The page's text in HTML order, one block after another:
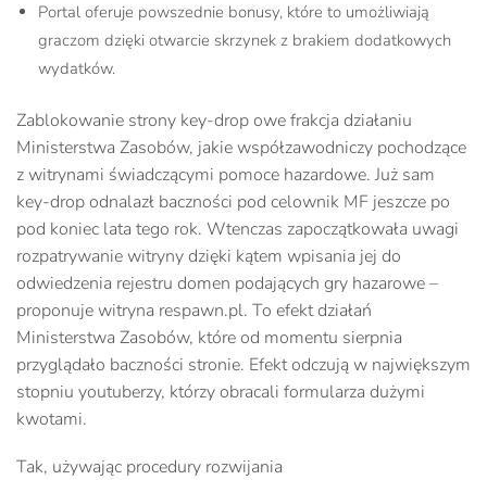
Portal oferuje powszednie bonusy, które to umożliwiają
graczom dzięki otwarcie skrzynek z brakiem dodatkowych
wydatków.
Zablokowanie strony key-drop owe frakcja działaniu
Ministerstwa Zasobów, jakie współzawodniczy pochodzące
z witrynami świadczącymi pomoce hazardowe. Już sam
key-drop odnalazł baczności pod celownik MF jeszcze po
pod koniec lata tego rok. Wtenczas zapoczątkowała uwagi
rozpatrywanie witryny dzięki kątem wpisania jej do
odwiedzenia rejestru domen podających gry hazarowe –
proponuje witryna respawn.pl. To efekt działań
Ministerstwa Zasobów, które od momentu sierpnia
przyglądało baczności stronie. Efekt odczują w największym
stopniu youtuberzy, którzy obracali formularza dużymi
kwotami.
Tak, używając procedury rozwijania